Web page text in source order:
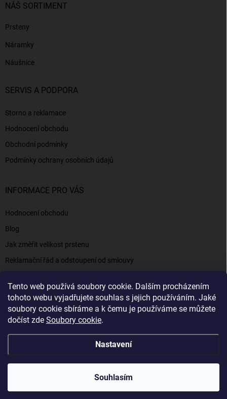
Tento web používá soubory cookie. Dalším procházením
tohoto webu vyjadřujete souhlas s jejich používáním. Jaké
soubory cookie sbíráme a k čemu je používáme se můžete
dočíst zde Soubory cookie.
Nastavení
Souhlasím
NÁŠ SORTIMENT
Prsteny
Náramky
Náušnice
SERVIS A PODPORA
Storno a reklamace
Hodnocení obchodu
Obchodní podmínky
Podmínky ochrany osobních údajů
INFORMACE PRO VÁS
Hodnocení obchodu
Blog
Jak změřit velikost prstenu
Reklamační řád a odstoupení od smlouvy
Kontakty a informace
Elenys.cz - šperky, kterým věříte už od roku 2016
Elenys.cz . Všechna práva vyhrazena.